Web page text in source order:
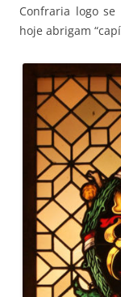
Confraria logo
hoje abrigam